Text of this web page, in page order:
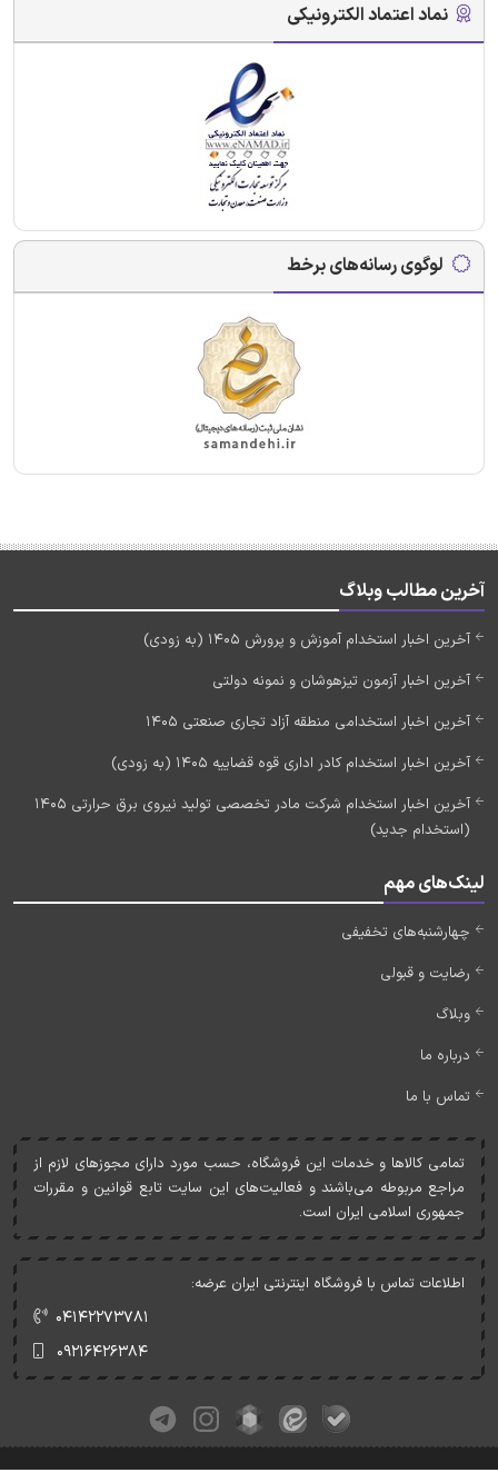
نماد اعتماد الکترونیکی
لوگوی رسانه‌های برخط
آخرین مطالب وبلاگ
آخرین اخبار استخدام آموزش و پرورش 1405 (به زودی)
آخرین اخبار آزمون تیزهوشان و نمونه دولتی
آخرین اخبار استخدامی منطقه آزاد تجاری صنعتی 1405
آخرین اخبار استخدام کادر اداری قوه قضاییه 1405 (به زودی)
آخرین اخبار استخدام شرکت مادر تخصصی تولید نیروی برق حرارتی 1405
(استخدام جدید)
لینک‌های مهم
چهارشنبه‌های تخفیفی
رضایت و قبولی
وبلاگ
درباره ما
تماس با ما
تمامی کالاها و خدمات اين فروشگاه، حسب مورد دارای مجوزهای لازم از
مراجع مربوطه می‌باشند و فعاليت‌های اين سايت تابع قوانين و مقررات
جمهوری اسلامی ايران است.
اطلاعات تماس با فروشگاه اینترنتی ایران عرضه:
۰۴۱۴۲۲۷۳۷۸۱
۰۹۲۱۶۴۲۶۳۸۴